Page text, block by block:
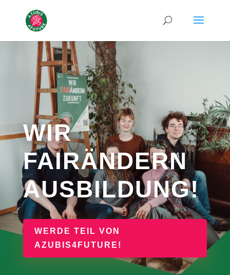
WIR
FAIRÄNDERN
AUSBILDUNG!
WERDE TEIL VON
AZUBIS4FUTURE!